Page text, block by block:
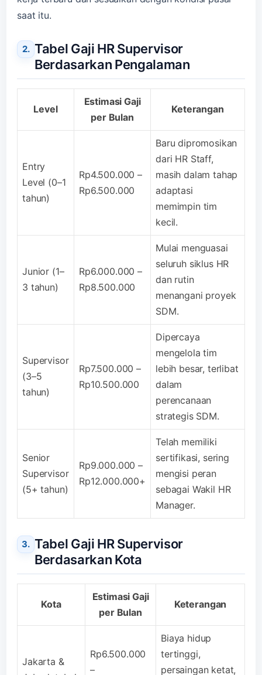
saat itu.
Tabel Gaji HR Supervisor
Berdasarkan Pengalaman
Level
Estimasi Gaji
per Bulan
Keterangan
Entry
Level (0–1
tahun)
Rp4.500.000 –
Rp6.500.000
Baru dipromosikan
dari HR Staff,
masih dalam tahap
adaptasi
memimpin tim
kecil.
Junior (1–
3 tahun)
Rp6.000.000 –
Rp8.500.000
Mulai menguasai
seluruh siklus HR
dan rutin
menangani proyek
SDM.
Supervisor
(3–5
tahun)
Rp7.500.000 –
Rp10.500.000
Dipercaya
mengelola tim
lebih besar, terlibat
dalam
perencanaan
strategis SDM.
Senior
Supervisor
(5+ tahun)
Rp9.000.000 –
Rp12.000.000+
Telah memiliki
sertifikasi, sering
mengisi peran
sebagai Wakil HR
Manager.
Tabel Gaji HR Supervisor
Berdasarkan Kota
Kota
Estimasi Gaji
per Bulan
Keterangan
Jakarta &
Rp6.500.000
–
Biaya hidup
tertinggi,
persaingan ketat,